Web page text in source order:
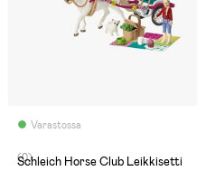
Varastossa
(0)
Schleich Horse Club Leikkisetti